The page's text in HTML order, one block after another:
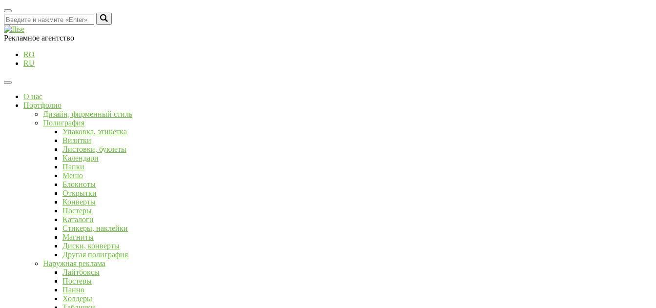
Рекламное агентство
RO
RU
О нас
Портфолио
Дизайн, фирменный стиль
Полиграфия
Упаковка, этикетка
Визитки
Листовки, буклеты
Календари
Папки
Меню
Блокноты
Открытки
Конверты
Постеры
Каталоги
Стикеры, наклейки
Магниты
Диски, конверты
Другая полиграфия
Наружная реклама
Лайтбоксы
Постеры
Панно
Холдеры